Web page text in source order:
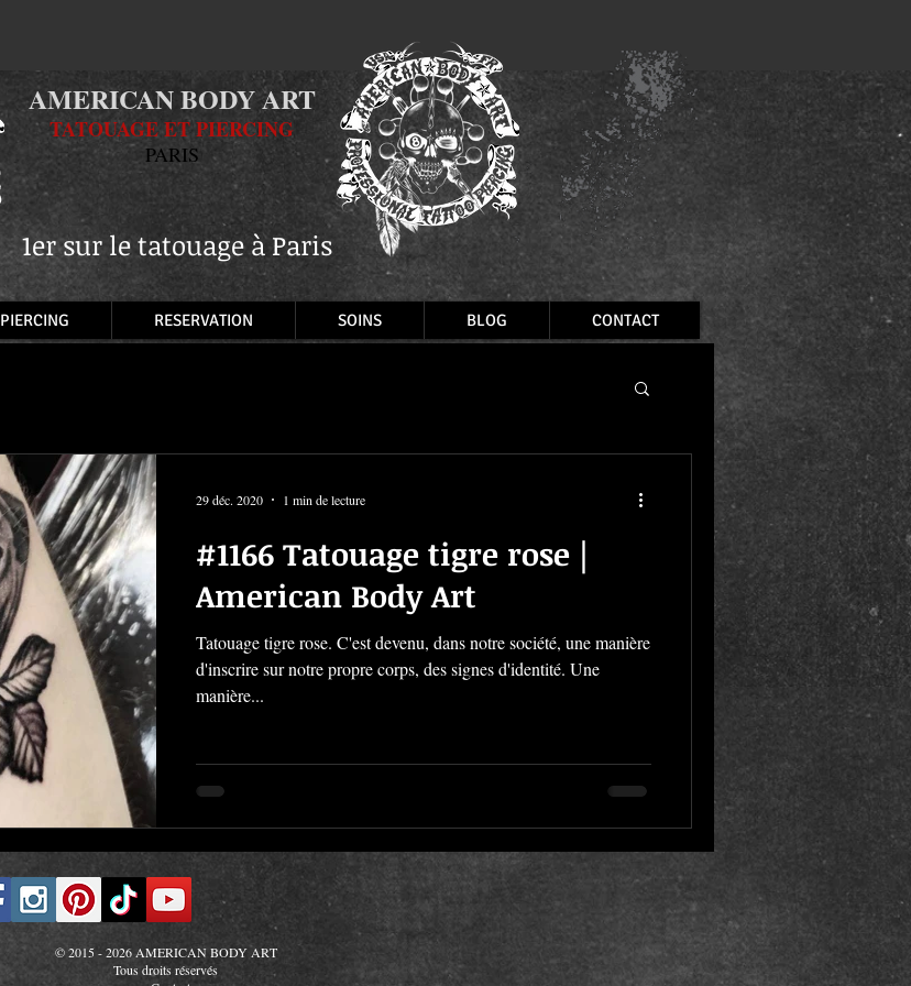
AMERICAN BODY ART
TATOUAGE ET PIERCING
PARIS
1er sur le tatouage à Paris
PIERCING RESERVATION SOINS BLOG CONTACT
#1166 Tatouage tigre rose |
American Body Art
Tatouage tigre rose. C'est devenu, dans notre société, une manière
d'inscrire sur notre propre corps, des signes d'identité. Une
manière...
29 déc. 2020 1 min de lecture
© 2015 - 2026 AMERICAN BODY ART
Tous droits réservés